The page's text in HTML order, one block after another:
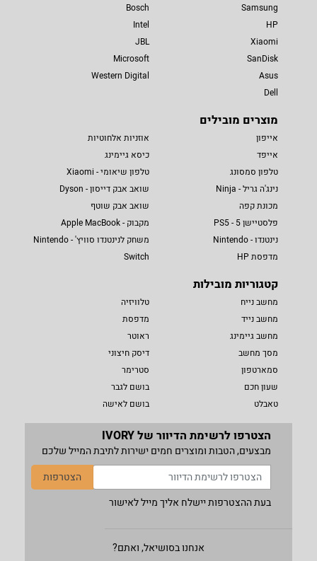
Samsung
HP
Xiaomi
SanDisk
Asus
Dell
Bosch
Intel
JBL
Microsoft
Western Digital
מוצרים מובילים
אייפון
אייפד
טלפון סמסונג
נינג'ה גריל - Ninja
מכונת קפה
פלסטיישן 5 - PS5
נינטנדו - Nintendo
מדפסת HP
אוזניות אלחוטיות
כיסא גיימינג
טלפון שיאומי - Xiaomi
שואב אבק דייסון - Dyson
שואב אבק שוטף
מקבוק - Apple MacBook
משחק לנינטנדו סוויץ' - Nintendo
Switch
קטגוריות מובילות
מחשב נייח
מחשב נייד
מחשב גיימינג
מסך מחשב
סמארטפון
שעון חכם
טאבלט
טלוויזיה
מדפסת
ראוטר
דיסק חיצוני
סטרימר
בושם לגבר
בושם לאישה
הצטרפו לרשימת הדיוור של IVORY
מבצעים, הטבות ומוצרים חמים ישירות לתיבת המייל שלכם
הצטרפות
בעת ההצטרפות יישלח אליך מייל לאישור
אנחנו בסושיאל, ואתם?